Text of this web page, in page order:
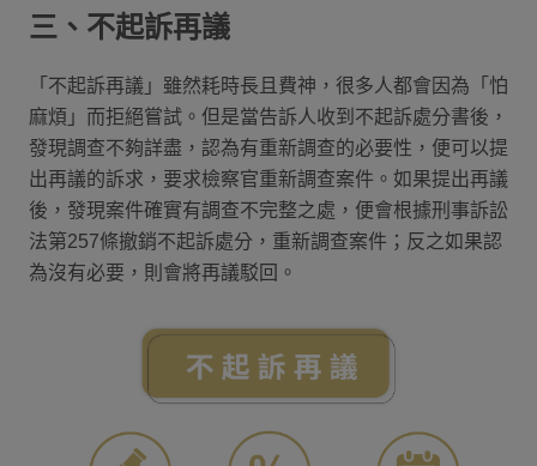
三、不起訴再議
「不起訴再議」雖然耗時長且費神，很多人都會因為「怕
麻煩」而拒絕嘗試。但是當告訴人收到不起訴處分書後，
發現調查不夠詳盡，認為有重新調查的必要性，便可以提
出再議的訴求，要求檢察官重新調查案件。如果提出再議
後，發現案件確實有調查不完整之處，便會根據刑事訴訟
法第257條撤銷不起訴處分，重新調查案件；反之如果認
為沒有必要，則會將再議駁回。